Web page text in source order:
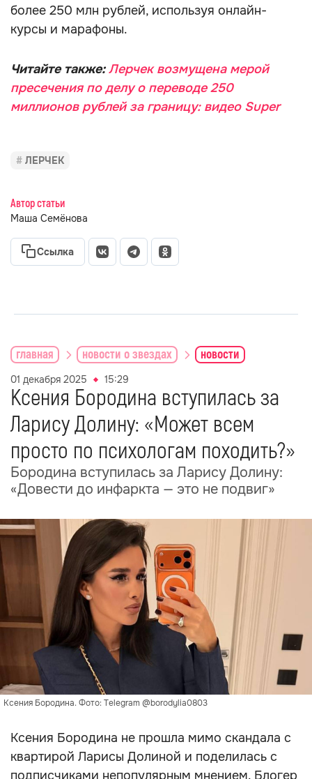
более 250 млн рублей, используя онлайн-
курсы и марафоны.
Читайте также:Лерчек возмущена мерой
пресечения по делу о переводе 250
миллионов рублей за границу: видео Super
ЛЕРЧЕК
Автор статьи
Маша Семёнова
Ссылка
главная новости о звездах новости
01 декабря 2025 15:29
Ксения Бородина вступилась за
Ларису Долину: «Может всем
просто по психологам походить?»
Бородина вступилась за Ларису Долину:
«Довести до инфаркта — это не подвиг»
Ксения Бородина. Фото: Telegram @borodylia0803
Ксения Бородина не прошла мимо скандала с
квартирой Ларисы Долиной и поделилась с
подписчиками непопулярным мнением. Блогер